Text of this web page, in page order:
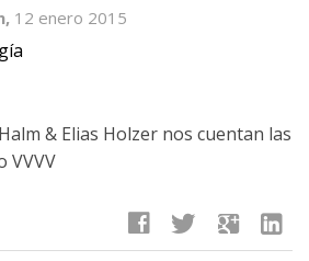
12 enero 2015
& Elias Holzer nos cuentan las
VVVV
facebook twitter google linkedin